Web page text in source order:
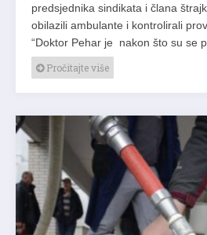
predsjednika sindikata i člana
obilazili ambulante i kontrolirali
“Doktor Pehar je nakon što su se
Pročitajte više